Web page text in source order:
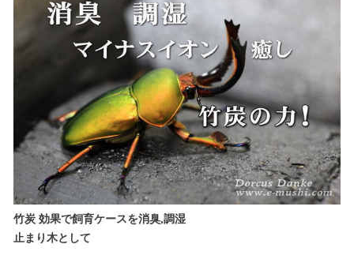
竹炭 効果で飼育ケースを消臭,調湿
止まり木として